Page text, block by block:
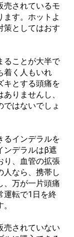
売されているモ
ます。ホットよ
策としてはおす
ることが大半で
着く人もいれ
キとする頭痛を
りませんし、
ではないでしょ
るインデラルを
ンデラルはβ遮
り、血管の拡張
人なら、携帯し
、万が一片頭痛
運転で1日を終
売されていない